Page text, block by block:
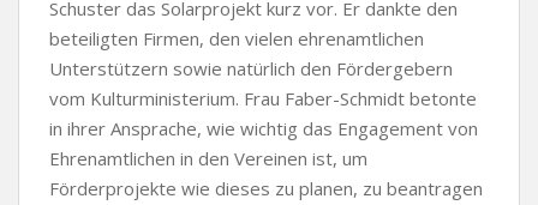
Schuster das Solarprojekt kurz vor. Er dankte den
beteiligten Firmen, den vielen ehrenamtlichen
Unterstützern sowie natürlich den Fördergebern
vom Kulturministerium. Frau Faber-Schmidt betonte
in ihrer Ansprache, wie wichtig das Engagement von
Ehrenamtlichen in den Vereinen ist, um
Förderprojekte wie dieses zu planen, zu beantragen